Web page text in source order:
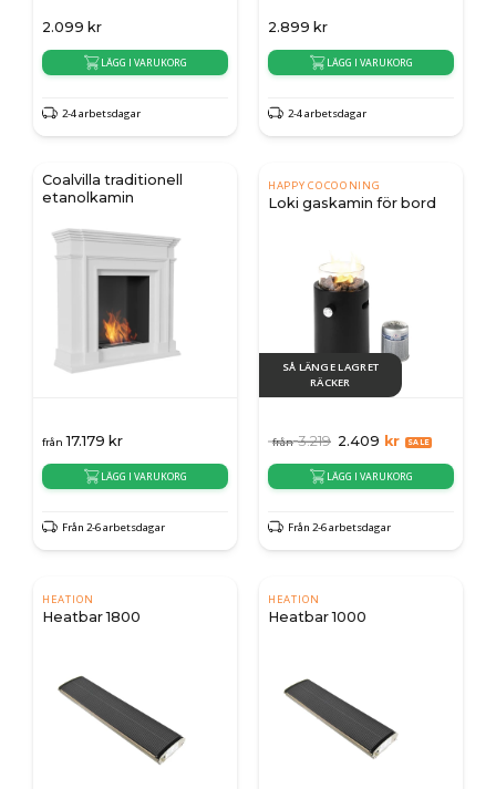
2.099 kr
LÄGG I VARUKORG
2-4 arbetsdagar
2.899 kr
LÄGG I VARUKORG
2-4 arbetsdagar
Coalvilla traditionell
etanolkamin
från 17.179 kr
LÄGG I VARUKORG
Från 2-6 arbetsdagar
HAPPY COCOONING
Loki gaskamin för bord
SÅ LÄNGE LAGRET
RÄCKER
från 3.219 2.409 kr
LÄGG I VARUKORG
Från 2-6 arbetsdagar
HEATION
Heatbar 1800
HEATION
Heatbar 1000